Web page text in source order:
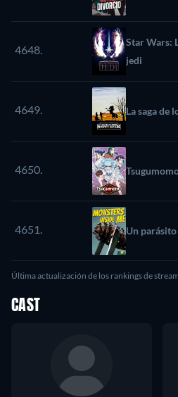
4648.
Star Wars:
jedi
4649. La saga de
4650.
4651. Un
Última actualización de los rankings de
CAST